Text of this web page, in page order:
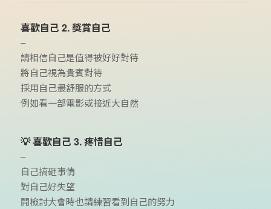
喜歡自己 2. 獎賞自己
–
請相信自己是值得被好好對待
將自己視為貴賓對待
採用自己最舒服的方式
例如看一部電影或接近大自然
💡 喜歡自己 3. 疼惜自己
–
自己搞砸事情
對自己好失望
開檢討大會時也請練習看到自己的努力